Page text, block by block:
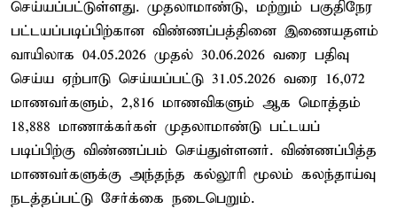
செய்யப்பட்டுள்ளது. முதலாமாண்டு, மற்றும் பகுதிநேர
பட்டயப்படிப்பிற்கான விண்ணப்பத்தினை இணையதளம்
வாயிலாக 04.05.2026 முதல் 30.06.2026 வரை பதிவு
செய்ய ஏற்பாடு செய்யப்பட்டு 31.05.2026 வரை 16,072
மாணவர்களும், 2,816 மாணவிகளும் ஆக மொத்தம்
18,888 மாணாக்கர்கள் முதலாமாண்டு பட்டயப்
படிப்பிற்கு விண்ணப்பம் செய்துள்ளனர். விண்ணப்பித்த
மாணவர்களுக்கு அந்தந்த கல்லூரி மூலம் கலந்தாய்வு
நடத்தப்பட்டு சேர்க்கை நடைபெறும்.